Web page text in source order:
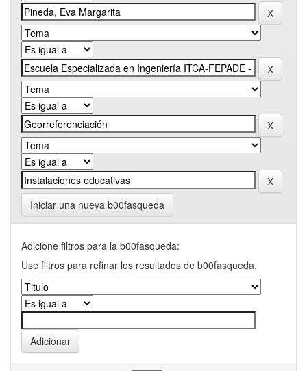
Iniciar una nueva b00fasqueda
Adicione filtros para la b00fasqueda:
Use filtros para refinar los resultados de b00fasqueda.